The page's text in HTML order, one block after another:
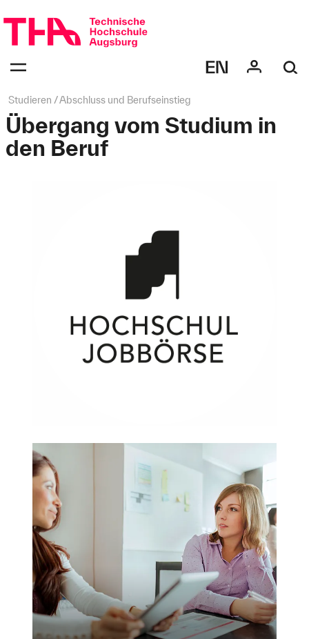
überspringen
bestätigen
des
Seitenpfad:
Studieren Abschluss und Berufseinstieg
Übergang vom Studium in
den Beruf